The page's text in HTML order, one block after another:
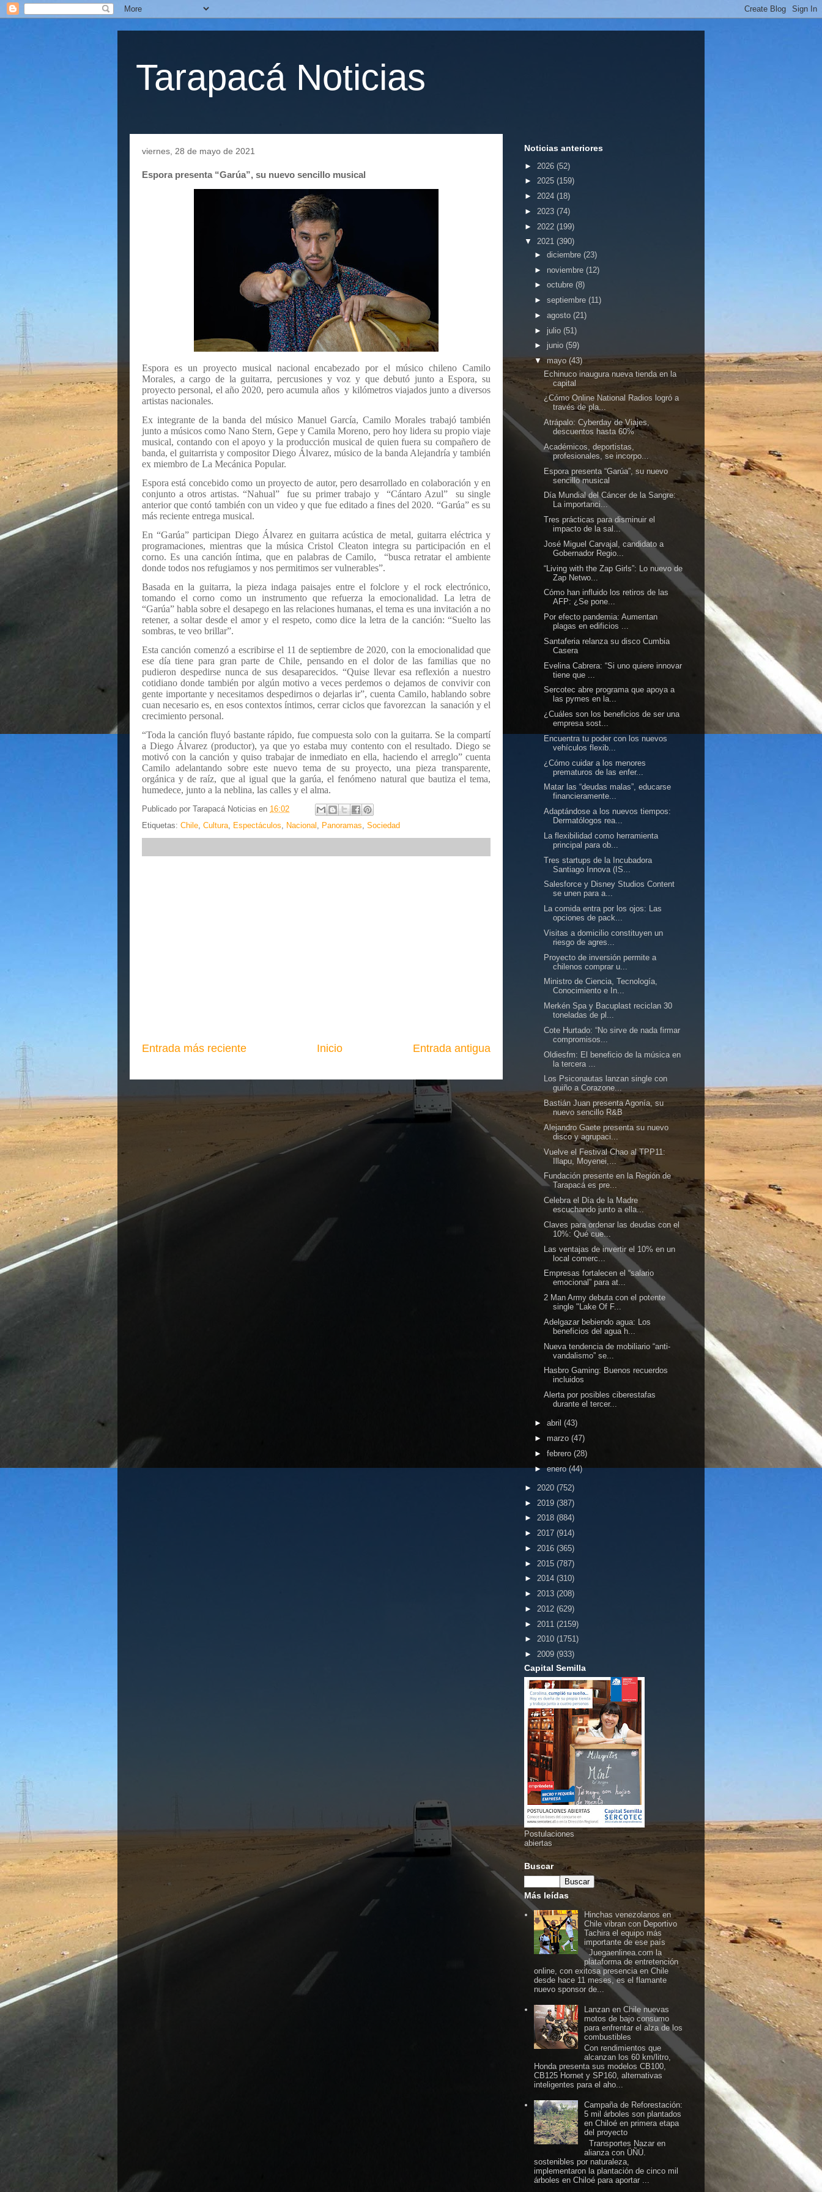
Tarapacá Noticias
viernes, 28 de mayo de 2021
Espora presenta “Garúa”, su nuevo sencillo musical
Espora es un proyecto musical nacional encabezado por el músico chileno Camilo
Morales, a cargo de la guitarra, percusiones y voz y que debutó junto a Espora, su
proyecto personal, el año 2020, pero acumula años y kilómetros viajados junto a diversos
artistas nacionales.
Ex integrante de la banda del músico Manuel García, Camilo Morales trabajó también
junto a músicos como Nano Stern, Gepe y Camila Moreno, pero hoy lidera su propio viaje
musical, contando con el apoyo y la producción musical de quien fuera su compañero de
banda, el guitarrista y compositor Diego Álvarez, músico de la banda Alejandría y también
ex miembro de La Mecánica Popular.
Espora está concebido como un proyecto de autor, pero desarrollado en colaboración y en
conjunto a otros artistas. “Nahual”
fue su primer trabajo y “Cántaro Azul”
su single
anterior que contó también con un video y que fue editado a fines del 2020. “Garúa” es su
más reciente entrega musical.
En “Garúa” participan Diego Álvarez en guitarra acústica de metal, guitarra eléctrica y
programaciones, mientras que la música Cristol Cleaton integra su participación en el
corno. Es una canción íntima, que en palabras de Camilo,
“busca retratar el ambiente
donde todos nos refugiamos y nos permitimos ser vulnerables”.
Basada en la guitarra, la pieza indaga paisajes entre el folclore y el rock electrónico,
tomando el corno como un instrumento que refuerza la emocionalidad. La letra de
“Garúa” habla sobre el desapego en las relaciones humanas, el tema es una invitación a no
retener, a soltar desde el amor y el respeto, como dice la letra de la canción: “Suelto las
sombras, te veo brillar”.
Esta canción comenzó a escribirse el 11 de septiembre de 2020, con la emocionalidad que
ese día tiene para gran parte de Chile, pensando en el dolor de las familias que no
pudieron despedirse nunca de sus desaparecidos. “Quise llevar esa reflexión a nuestro
cotidiano donde también por algún motivo a veces perdemos o dejamos de convivir con
gente importante y necesitamos despedirnos o dejarlas ir”, cuenta Camilo, hablando sobre
cuan necesario es, en esos contextos íntimos, cerrar ciclos que favorezcan la sanación y el
crecimiento personal.
“Toda la canción fluyó bastante rápido, fue compuesta solo con la guitarra. Se la compartí
a Diego Álvarez (productor), ya que yo estaba muy contento con el resultado. Diego se
motivó con la canción y quiso trabajar de inmediato en ella, haciendo el arreglo” cuenta
Camilo adelantando sobre este nuevo tema de su proyecto, una pieza transparente,
orgánica y de raíz, que al igual que la garúa, el fenómeno natural que bautiza el tema,
humedece, junto a la neblina, las calles y el alma.
Publicado por Tarapacá Noticias en 16:02
Etiquetas: Chile, Cultura, Espectáculos, Nacional , Panoramas, Sociedad
Entrada más reciente Entrada antigua
Inicio
Noticias anteriores
► 2026 (52)
► 2025 (159)
► 2024 (18)
► 2023 (74)
► 2022 (199)
▼ 2021 (390)
► diciembre (23)
► noviembre (12)
► octubre (8)
► septiembre (11)
► agosto (21)
► julio (51)
► junio (59)
▼ mayo (43)
Echinuco inaugura nueva tienda en la
capital
¿Cómo Online National Radios logró a
través de pla...
Atrápalo: Cyberday de Viajes,
descuentos hasta 60%
Académicos, deportistas,
profesionales, se incorpo...
Espora presenta “Garúa”, su nuevo
sencillo musical
Día Mundial del Cáncer de la Sangre:
La importanci...
Tres prácticas para disminuir el
impacto de la sal...
José Miguel Carvajal, candidato a
Gobernador Regio...
“Living with the Zap Girls”: Lo nuevo de
Zap Netwo...
Cómo han influido los retiros de las
AFP: ¿Se pone...
Por efecto pandemia: Aumentan
plagas en edificios ...
Santaferia relanza su disco Cumbia
Casera
Evelina Cabrera: “Si uno quiere innovar
tiene que ...
Sercotec abre programa que apoya a
las pymes en la...
¿Cuáles son los beneficios de ser una
empresa sost...
Encuentra tu poder con los nuevos
vehículos flexib...
¿Cómo cuidar a los menores
prematuros de las enfer...
Matar las “deudas malas”, educarse
financieramente...
Adaptándose a los nuevos tiempos:
Dermatólogos rea...
La flexibilidad como herramienta
principal para ob...
Tres startups de la Incubadora
Santiago Innova (IS...
Salesforce y Disney Studios Content
se unen para a...
La comida entra por los ojos: Las
opciones de pack...
Visitas a domicilio constituyen un
riesgo de agres...
Proyecto de inversión permite a
chilenos comprar u...
Ministro de Ciencia, Tecnología,
Conocimiento e In...
Merkén Spa y Bacuplast reciclan 30
toneladas de pl...
Cote Hurtado: “No sirve de nada firmar
compromisos...
Oldiesfm: El beneficio de la música en
la tercera ...
Los Psiconautas lanzan single con
guiño a Corazone...
Bastián Juan presenta Agonía, su
nuevo sencillo R&B
Alejandro Gaete presenta su nuevo
disco y agrupaci...
Vuelve el Festival Chao al TPP11:
Illapu, Moyenei,...
Fundación presente en la Región de
Tarapacá es pre...
Celebra el Día de la Madre
escuchando junto a ella...
Claves para ordenar las deudas con el
10%: Qué cue...
Las ventajas de invertir el 10% en un
local comerc...
Empresas fortalecen el “salario
emocional” para at...
2 Man Army debuta con el potente
single "Lake Of F...
Adelgazar bebiendo agua: Los
beneficios del agua h...
Nueva tendencia de mobiliario “anti-
vandalismo” se...
Hasbro Gaming: Buenos recuerdos
incluidos
Alerta por posibles ciberestafas
durante el tercer...
► abril (43)
► marzo (47)
► febrero (28)
►enero(44)
► 2020 (752)
► 2019 (387)
► 2018 (884)
► 2017 (914)
► 2016 (365)
► 2015 (787)
► 2014 (310)
► 2013 (208)
► 2012 (629)
► 2011 (2159)
► 2010 (1751)
► 2009 (933)
Capital Semilla
Postulaciones
abiertas
Buscar
Más leídas
Hinchas venezolanos en
Chile vibran con Deportivo
Tachira el equipo más
importante de ese país
Juegaenlinea.com la
plataforma de entretención
online, con exitosa presencia en Chile
desde hace 11 meses, es el flamante
nuevo sponsor de...
Lanzan en Chile nuevas
motos de bajo consumo
para enfrentar el alza de los
combustibles
Con rendimientos que
alcanzan los 60 km/litro,
Honda presenta sus modelos CB100,
CB125 Hornet y SP160, alternativas
inteligentes para el aho...
Campaña de Reforestación:
5 mil árboles son plantados
en Chiloé en primera etapa
del proyecto
Transportes Nazar en
alianza con ÜÑÜ.
sostenibles por naturaleza,
implementaron la plantación de cinco mil
árboles en Chiloé para aportar ...